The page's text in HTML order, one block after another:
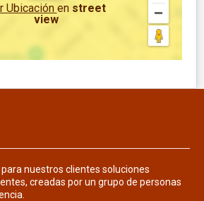
Ubicación en street
view
nuestros clientes soluciones
creadas por un grupo de personas